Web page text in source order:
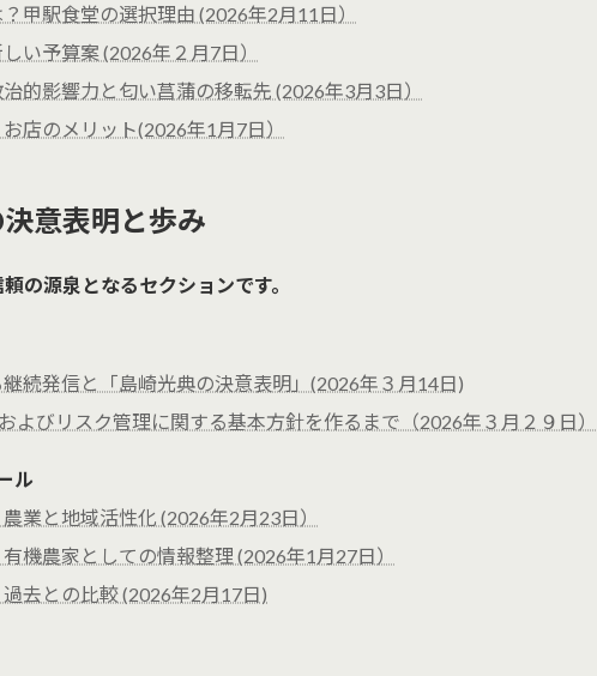
甲駅食堂の選択理由 (2026年2月11日）
い予算案 (2026年２月7日）
的影響力と匂い菖蒲の移転先 (2026年3月3日）
店のメリット(2026年1月7日）
意表明と歩み
の源泉となるセクションです。
続発信と「島崎光典の決意表明」(2026年３月14日)
よびリスク管理に関する基本方針を作るまで（2026年３月２９日）
ル
業と地域活性化 (2026年2月23日）
機農家としての情報整理 (2026年1月27日）
去との比較 (2026年2月17日)